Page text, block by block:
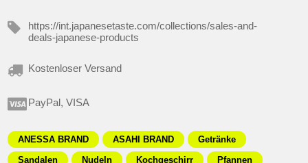
https://int.japanesetaste.com/collections/sales-and-
deals-japanese-products
Kostenloser Versand
PayPal, VISA
ANESSA BRAND ASAHI BRAND
Getränke
Sandalen
Nudeln Kochgeschirr
Pfannen